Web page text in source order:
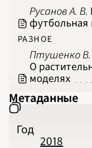
Русанов А. В.
футбольная
РАЗНОЕ
Птушенко В.
О
моделях
Метаданные
Год
2018